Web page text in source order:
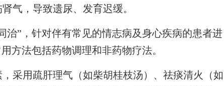
气，导致遗尿、发育迟缓。
治”，针对伴有常见的情志病及身心疾病的患者进
方法包括药物调理和非药物疗法。
用疏肝理气（如柴胡桂枝汤）、祛痰清火（如